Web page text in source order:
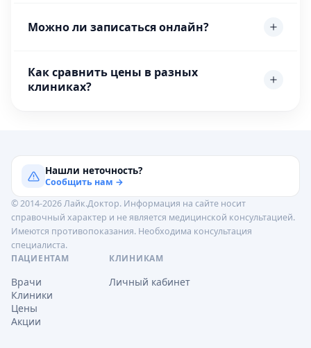
Можно ли записаться онлайн?
Как сравнить цены в разных
клиниках?
Нашли неточность?
Сообщить нам →
© 2014-2026 Лайк.Доктор. Информация на сайте носит
справочный характер и не является медицинской консультацией.
Имеются противопоказания. Необходима консультация
специалиста.
ПАЦИЕНТАМ
Врачи
Клиники
Цены
Акции
КЛИНИКАМ
Личный кабинет